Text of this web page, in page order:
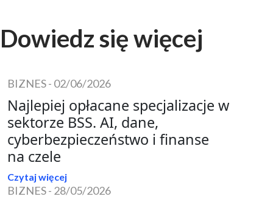
Dowiedz się więcej
BIZNES- 02/06/2026
Najlepiej opłacane specjalizacje w
sektorze BSS. AI, dane,
cyberbezpieczeństwo i finanse
na czele
Czytaj więcej
BIZNES- 28/05/2026